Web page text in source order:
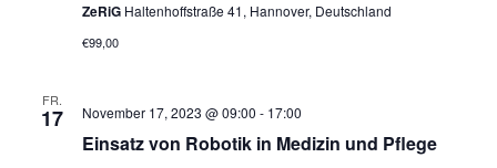
ZeRiG Haltenhoffstraße 41, Hannover, Deutschland
€99,00
FR.
17
Einsatz von Robotik in Medizin und Pflege
November 17, 2023 @ 09:00 - 17:00